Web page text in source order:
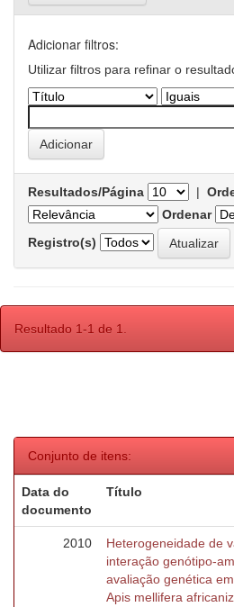
Adicionar filtros:
Utilizar filtros para refinar o
Resultados/Página |
Ordenar
Registro(s)
Resultado 1-1 de 1.
Conjunto de itens:
Data do
documento
Título
2010
Heterogeneidade de
interação genótipo-
avaliação genética
Apis mellifera